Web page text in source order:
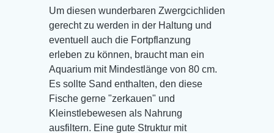
Um diesen wunderbaren Zwergcichliden
gerecht zu werden in der Haltung und
eventuell auch die Fortpflanzung
erleben zu können, braucht man ein
Aquarium mit Mindestlänge von 80 cm.
Es sollte Sand enthalten, den diese
Fische gerne "zerkauen" und
Kleinstlebewesen als Nahrung
ausfiltern. Eine gute Struktur mit